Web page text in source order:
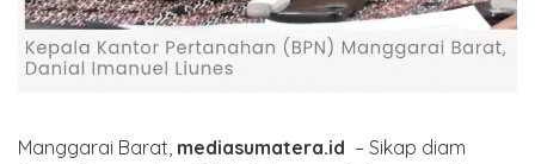
​Manggarai Barat, mediasumatera.id – Sikap diam